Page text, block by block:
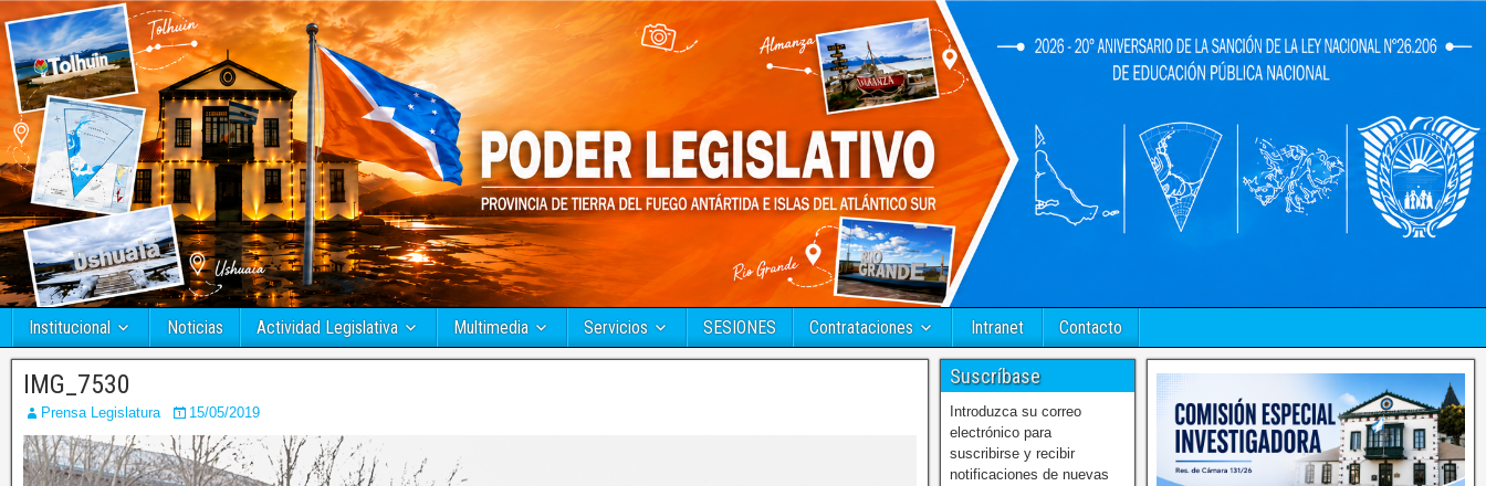
Institucional Noticias Actividad Legislativa Multimedia Servicios SESIONES Contrataciones Intranet Contacto
IMG_7530
Prensa Legislatura 15/05/2019
Suscríbase
Introduzca su correo
electrónico para
suscribirse y recibir
notificaciones de nuevas